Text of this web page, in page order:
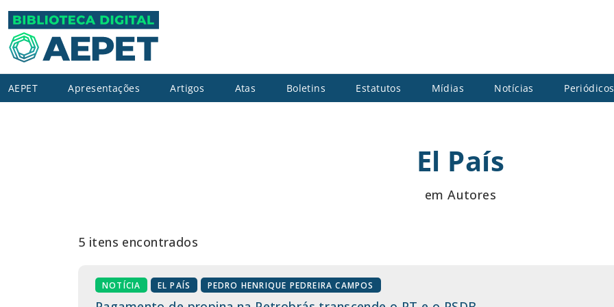
AEPET Apresentações Artigos Atas Boletins Estatutos Mídias Notícias Periódicos
El País
em Autores
5 itens encontrados
NOTÍCIA EL PAÍS PEDRO HENRIQUE PEDREIRA CAMPOS